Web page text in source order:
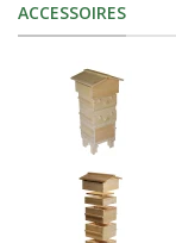
ACCESSOIRES